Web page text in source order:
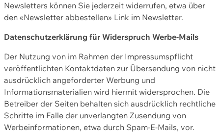
Newsletters können Sie jederzeit widerrufen, etwa über
den «Newsletter abbestellen» Link im Newsletter.
Datenschutzerklärung für Widerspruch Werbe-Mails
Der Nutzung von im Rahmen der Impressumspflicht
veröffentlichten Kontaktdaten zur Übersendung von nicht
ausdrücklich angeforderter Werbung und
Informationsmaterialien wird hiermit widersprochen. Die
Betreiber der Seiten behalten sich ausdrücklich rechtliche
Schritte im Falle der unverlangten Zusendung von
Werbeinformationen, etwa durch Spam-E-Mails, vor.